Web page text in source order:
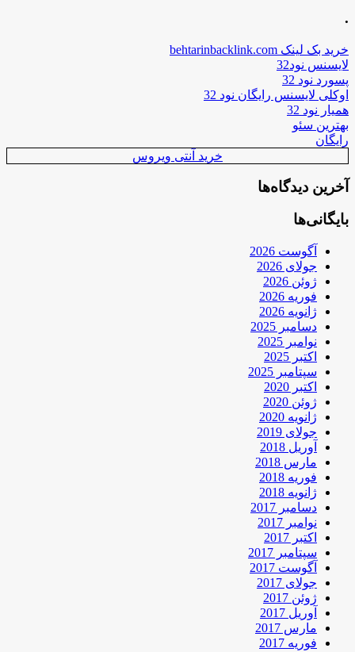
.
خرید بک لینک behtarinbacklink.com
لایسنس نود32
پسورد نود 32
اوکلی لایسنس رایگان نود 32
همیار نود 32
بهترین سئو
رایگان
خرید آنتی ویروس
آخرین دیدگاه‌ها
بایگانی‌ها
آگوست 2026
جولای 2026
ژوئن 2026
فوریه 2026
ژانویه 2026
دسامبر 2025
نوامبر 2025
اکتبر 2025
سپتامبر 2025
اکتبر 2020
ژوئن 2020
ژانویه 2020
جولای 2019
آوریل 2018
مارس 2018
فوریه 2018
ژانویه 2018
دسامبر 2017
نوامبر 2017
اکتبر 2017
سپتامبر 2017
آگوست 2017
جولای 2017
ژوئن 2017
آوریل 2017
مارس 2017
فوریه 2017